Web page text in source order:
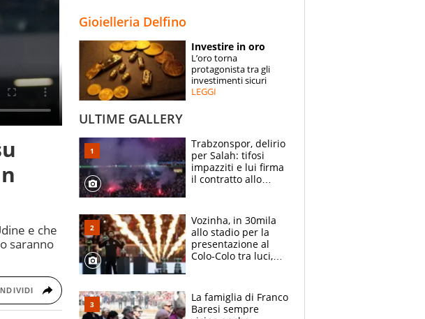
ESPERTI
CONTATTI
e che
saranno
Gioielleria Delfino
Investire in oro
L’oro torna
protagonista tra gli
investimenti sicuri
LEGGI
ULTIME GALLERY
Trabzonspor, delirio
per Salah: tifosi
impazziti e lui firma
il contratto allo
Vozinha, in 30mila
allo stadio per la
presentazione al
Colo-Colo tra luci,
La famiglia di Franco
Baresi sempre